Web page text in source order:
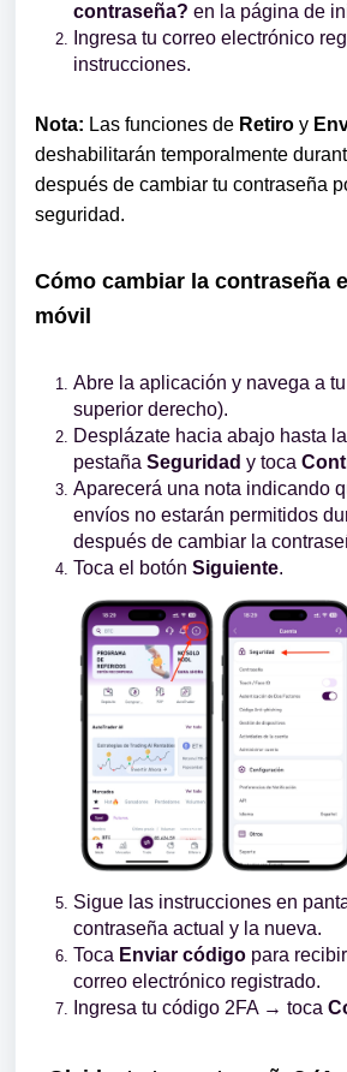
contraseña? en la página de
Ingresa tu correo electrónico
instrucciones.
Nota: Las funciones de Retiro y
deshabilitarán temporalmente
después de cambiar tu contraseña
seguridad.
Cómo cambiar la contraseña
móvil
Abre la aplicación y navega a tu
superior derecho).
Desplázate hacia abajo hasta la
pestaña Seguridad y toca
Aparecerá una nota indicando
envíos no estarán permitidos
después de cambiar la
Toca el botón Siguiente.
Sigue las instrucciones en
contraseña actual y la nueva.
Toca Enviar código para
correo electrónico registrado.
Ingresa tu código 2FA → toca